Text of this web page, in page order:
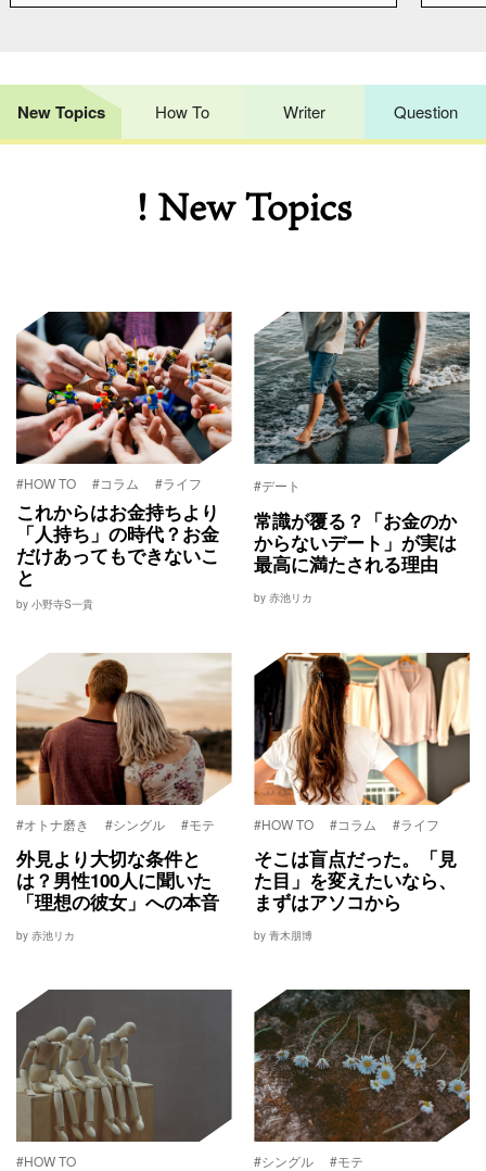
New Topics How To Writer Question
! New Topics
#HOW TO #コラム #ライフ
これからはお金持ちより
「人持ち」の時代？お金
だけあってもできないこ
と
by 小野寺S一貴
#デート
常識が覆る？「お金のか
からないデート」が実は
最高に満たされる理由
by 赤池リカ
#オトナ磨き #シングル #モテ
外見より大切な条件と
は？男性100人に聞いた
「理想の彼女」への本音
by 赤池リカ
#HOW TO #コラム #ライフ
そこは盲点だった。「見
た目」を変えたいなら、
まずはアソコから
by 青木朋博
#HOW TO #シングル #モテ